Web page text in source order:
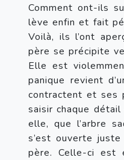
Comment ont-ils
lève enfin et fait
Voilà, ils l’ont
père se précipite
Elle est
panique revient
contractent et ses
saisir chaque
elle, que l’arbre
s’est ouverte
père. Celle-ci est